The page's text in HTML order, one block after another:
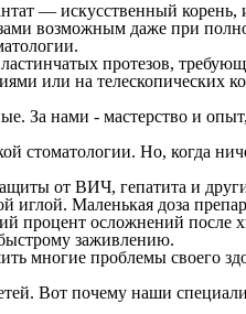
— искусственный корень,
возможным даже при
протезов,
или на телескопических
За нами - мастерство и
стоматологии. Но, когда
от ВИЧ, гепатита и
Маленькая доза
процент осложнений после
заживлению.
многие проблемы своего
Вот почему наши